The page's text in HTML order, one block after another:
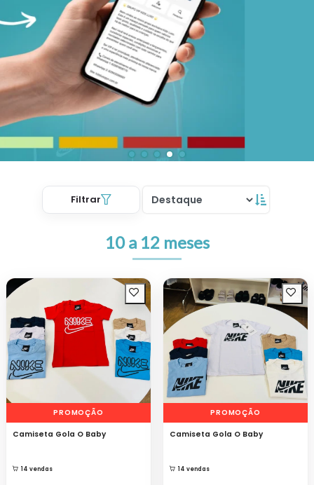
Filtrar
10 a 12 meses
PROMOÇÃO
Camiseta Gola O Baby
14 vendas
PROMOÇÃO
Camiseta Gola O Baby
14 vendas